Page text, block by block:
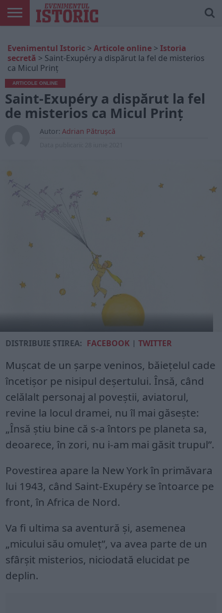
ONLINE
EDIȚII
TIPĂRITE
ISTORIC
PLAY
CONTUL
MEU
Evenimentul Istoric > Articole online > Istoria
secretă > Saint-Exupéry a dispărut la fel de misterios
ca Micul Prinț
ARTICOLE ONLINE
Saint-Exupéry a dispărut la fel
de misterios ca Micul Prinț
Autor: Adrian Pătrușcă
DISTRIBUIE ȘTIREA: FACEBOOK |TWITTER
Mușcat de un șarpe veninos, băiețelul cade
încetișor pe nisipul deșertului. Însă, când
celălalt personaj al poveștii, aviatorul,
revine la locul dramei, nu îl mai găsește:
„Însă știu bine că s-a întors pe planeta sa,
deoarece, în zori, nu i-am mai găsit trupul”.
Povestirea apare la New York în primăvara
lui 1943, când Saint-Exupéry se întoarce pe
front, în Africa de Nord.
Va fi ultima sa aventură și, asemenea
„micului său omuleț”, va avea parte de un
sfârșit misterios, niciodată elucidat pe
deplin.